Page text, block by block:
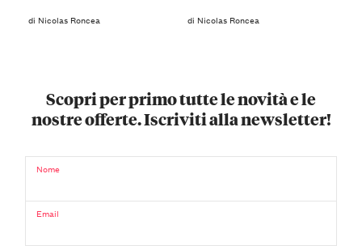
di Nicolas Roncea di Nicolas Roncea
Scopri per primo tutte le novità e le
nostre offerte. Iscriviti alla newsletter!
Nome
Email